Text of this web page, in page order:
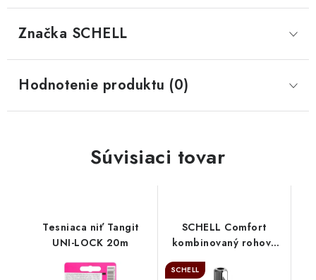
Značka SCHELL
Hodnotenie produktu (0)
Súvisiaci tovar
Tesniaca niť Tangit
UNI-LOCK 20m
SCHELL Comfort
kombinovaný rohový
ventil, 035510699
SCHELL